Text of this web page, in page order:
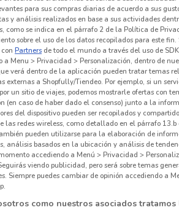
para sus compras diarias de acuerdo a sus
y análisis realizados en base a sus actividades
como se indica en el párrafo 2 de la Política de
sobre el uso de los datos recopilados para este
Partners de todo el mundo a través del uso de
a Menu > Privacidad > Personalización, dentro de
verá dentro de la aplicación pueden tratar temas
externas a Shopfully/Tiendeo. Por ejemplo, si un
un sitio de viajes, podemos mostrarle ofertas con
(en caso de haber dado el consenso) junto a la
del dispositivo pueden ser recopilados y
las redes wireless, como detallado en el párrafo
pueden utilizarse para la elaboración de
análisis basados en la ubicación y análisis de
accediendo a Menú > Privacidad >
viendo publicidad, pero será sobre temas
Siempre puedes cambiar de opinión accediendo a
como nuestros asociados